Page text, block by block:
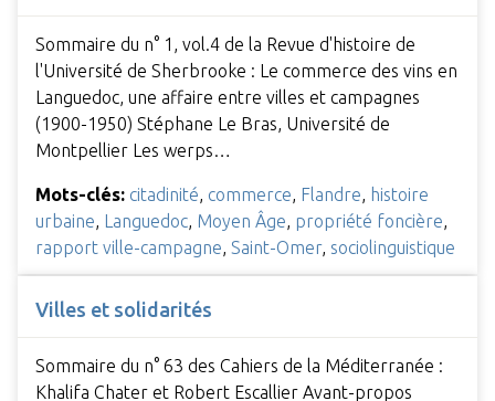
Sommaire du n° 1, vol.4 de la Revue d'histoire de
l'Université de Sherbrooke : Le commerce des vins en
Languedoc, une affaire entre villes et campagnes
(1900-1950) Stéphane Le Bras, Université de
Montpellier Les werps…
Mots-clés: citadinité, commerce, Flandre, histoire
urbaine, Languedoc, Moyen Âge, propriété foncière,
rapport ville-campagne, Saint-Omer, sociolinguistique
Villes et solidarités
Sommaire du n° 63 des Cahiers de la Méditerranée :
Khalifa Chater et Robert Escallier Avant-propos